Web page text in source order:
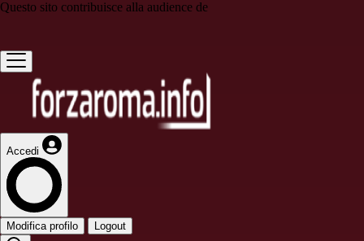
Questo sito contribuisce alla audience de
Accedi
Modifica profilo Logout